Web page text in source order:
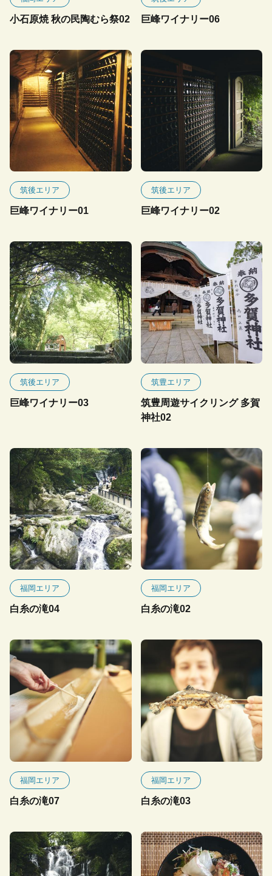
小石原焼 秋の民陶むら祭02 巨峰ワイナリー06
筑後エリア
巨峰ワイナリー01
筑後エリア
巨峰ワイナリー02
筑後エリア
巨峰ワイナリー03
筑豊エリア
筑豊周遊サイクリング 多賀
神社02
福岡エリア
白糸の滝04
福岡エリア
白糸の滝02
福岡エリア
白糸の滝07
福岡エリア
白糸の滝03